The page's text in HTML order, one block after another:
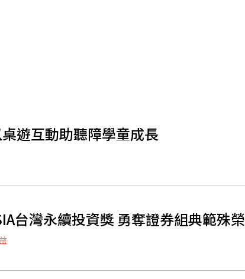
遊互動助聽障學童成長
台灣永續投資獎 勇奪證券組典範殊榮